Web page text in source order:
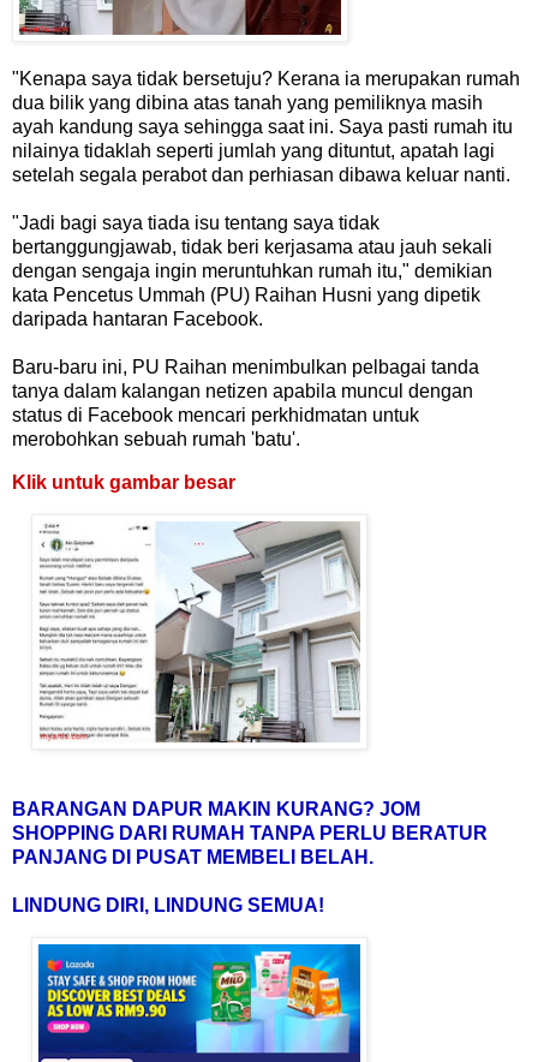
"Kenapa saya tidak bersetuju? Kerana ia merupakan rumah
dua bilik yang dibina atas tanah yang pemiliknya masih
ayah kandung saya sehingga saat ini. Saya pasti rumah itu
nilainya tidaklah seperti jumlah yang dituntut, apatah lagi
setelah segala perabot dan perhiasan dibawa keluar nanti.
"Jadi bagi saya tiada isu tentang saya tidak
bertanggungjawab, tidak beri kerjasama atau jauh sekali
dengan sengaja ingin meruntuhkan rumah itu," demikian
kata Pencetus Ummah (PU) Raihan Husni yang dipetik
daripada hantaran Facebook.
Baru-baru ini, PU Raihan menimbulkan pelbagai tanda
tanya dalam kalangan netizen apabila muncul dengan
status di Facebook mencari perkhidmatan untuk
merobohkan sebuah rumah 'batu'.
Klik untuk gambar besar
BARANGAN DAPUR MAKIN KURANG? JOM
SHOPPING DARI RUMAH TANPA PERLU BERATUR
PANJANG DI PUSAT MEMBELI BELAH.
LINDUNG DIRI, LINDUNG SEMUA!